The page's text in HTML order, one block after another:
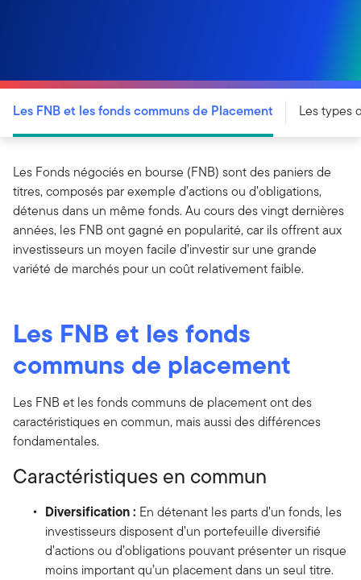
Les FNB et les fonds communs de Placement Les types
Les Fonds négociés en bourse (FNB) sont des paniers de
titres, composés par exemple d’actions ou d’obligations,
détenus dans un même fonds. Au cours des vingt dernières
années, les FNB ont gagné en popularité, car ils offrent aux
investisseurs un moyen facile d’investir sur une grande
variété de marchés pour un coût relativement faible.
Les FNB et les fonds
communs de placement
Les FNB et les fonds communs de placement ont des
caractéristiques en commun, mais aussi des différences
fondamentales.
Caractéristiques en commun
Diversification : En détenant les parts d’un fonds, les
investisseurs disposent d’un portefeuille diversifié
d’actions ou d’obligations pouvant présenter un risque
moins important qu’un placement dans un seul titre.